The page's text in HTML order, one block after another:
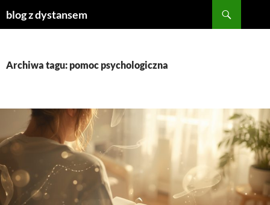
blog z dystansem
Archiwa tagu: pomoc psychologiczna